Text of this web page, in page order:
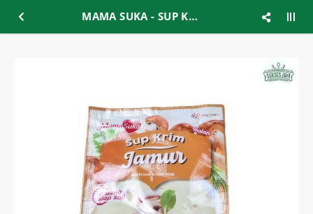
MAMA SUKA - SUP KRIM JAMUR 55GR